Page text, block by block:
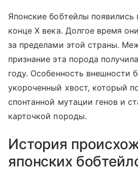
Японские бобтейлы
конце Х века. Долгое время
за пределами этой страны.
признание эта порода
году. Особенность внешности
укороченный хвост, который
спонтанной мутации генов и
карточкой породы.
История
японских